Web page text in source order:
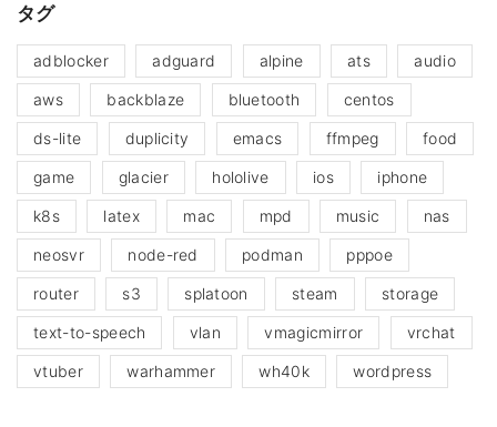
タグ
adblocker adguard alpine ats audio
aws backblaze bluetooth centos
ds-lite duplicity emacs ffmpeg food
game glacier hololive ios iphone
k8s latex mac mpd music nas
neosvr node-red podman pppoe
router s3 splatoon steam storage
text-to-speech vlan vmagicmirror vrchat
vtuber warhammer wh40k wordpress